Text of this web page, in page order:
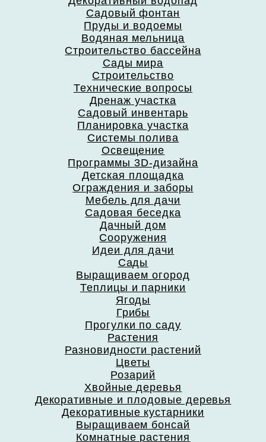
Садовый фонтан
Пруды и водоемы
Водяная мельница
Строительство бассейна
Сады мира
Строительство
Технические вопросы
Дренаж участка
Садовый инвентарь
Планировка участка
Системы полива
Освещение
Программы 3D-дизайна
Детская площадка
Ограждения и заборы
Мебель для дачи
Садовая беседка
Дачный дом
Сооружения
Идеи для дачи
Сады
Выращиваем огород
Теплицы и парники
Ягоды
Грибы
Прогулки по саду
Растения
Разновидности растений
Цветы
Розарий
Хвойные деревья
Декоративные и плодовые деревья
Декоративные кустарники
Выращиваем бонсай
Комнатные растения